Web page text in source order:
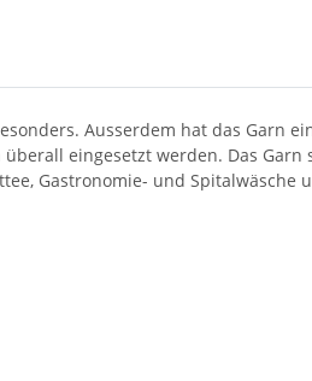
Ausserdem hat das Garn
eingesetzt werden. Das
Gastronomie- und Spitalwäsche